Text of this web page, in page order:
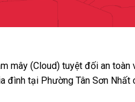
mây (Cloud) tuyệt đối an
đình tại Phường Tân Sơn